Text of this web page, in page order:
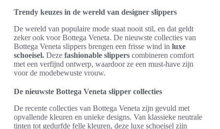
Trendy keuzes in de wereld van designer slippers
De wereld van populaire mode staat nooit stil, en dat geldt
zeker ook voor Bottega Veneta. De nieuwste collecties van
Bottega Veneta slippers brengen een frisse wind in luxe
schoeisel. Deze fashionable slippers combineren comfort
met een verfijnd ontwerp, waardoor ze een must-have zijn
voor de modebewuste vrouw.
De nieuwste Bottega Veneta slipper collecties
De recente collecties van Bottega Veneta zijn gevuld met
opvallende kleuren en unieke designs. Van klassieke neutrale
tinten tot gedurfde felle kleuren, deze luxe schoeisel zijn